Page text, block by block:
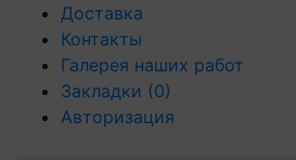
Доставка
Контакты
Галерея наших работ
Закладки (0)
Авторизация